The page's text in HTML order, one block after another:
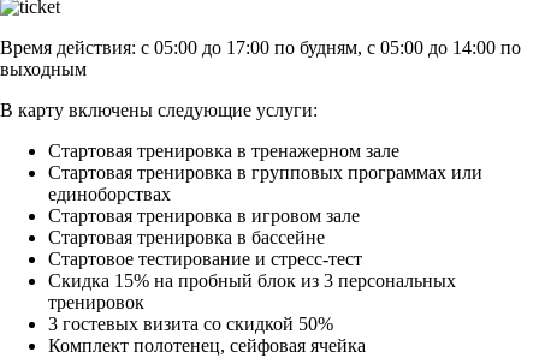
Время действия: с 05:00 до 17:00 по будням, с 05:00 до 14:00 по
выходным
В карту включены следующие услуги:
Стартовая тренировка в тренажерном зале
Стартовая тренировка в групповых программах или
единоборствах
Стартовая тренировка в игровом зале
Стартовая тренировка в бассейне
Стартовое тестирование и стресс-тест
Скидка 15% на пробный блок из 3 персональных
тренировок
3 гостевых визита со скидкой 50%
Комплект полотенец, сейфовая ячейка